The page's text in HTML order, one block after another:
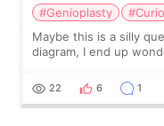
#Genioplasty
Maybe this is a silly
diagram, I end up
behind it? Or make t
22 6 1